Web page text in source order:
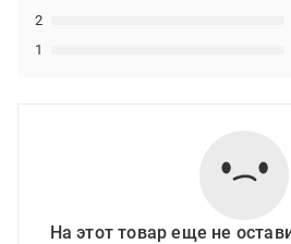
1
2
На этот товар еще не